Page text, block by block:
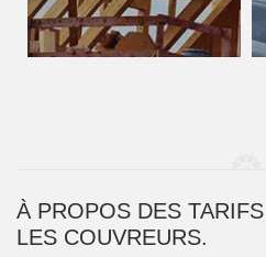
À PROPOS DES
LES COUVREURS.